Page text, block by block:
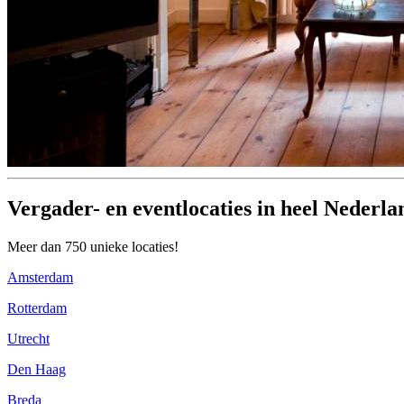
Vergader- en eventlocaties in heel
Meer dan 750 unieke locaties!
Amsterdam
Rotterdam
Utrecht
Den Haag
Breda